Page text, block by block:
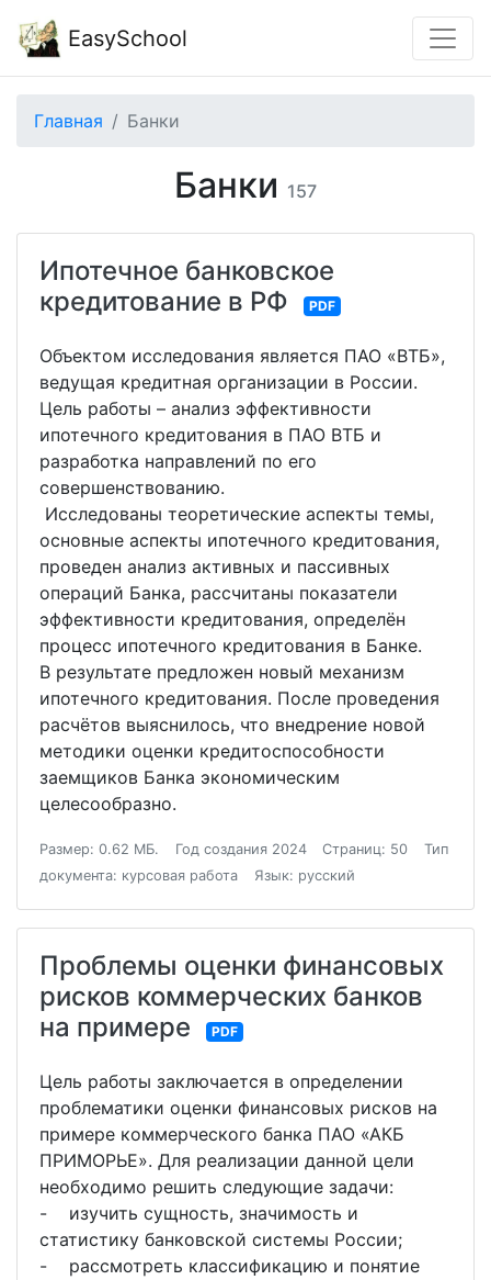
EasySchool
Главная Банки
Банки 157
Ипотечное банковское
кредитование в РФ
PDF
Объектом исследования является ПАО «ВТБ»,
ведущая кредитная организации в России.
Цель работы – анализ эффективности
ипотечного кредитования в ПАО ВТБ и
разработка направлений по его
совершенствованию.
Исследованы теоретические аспекты темы,
основные аспекты ипотечного кредитования,
проведен анализ активных и пассивных
операций Банка, рассчитаны показатели
эффективности кредитования, определён
процесс ипотечного кредитования в Банке.
В результате предложен новый механизм
ипотечного кредитования. После проведения
расчётов выяснилось, что внедрение новой
методики оценки кредитоспособности
заемщиков Банка экономическим
целесообразно.
Размер: 0.62 МБ. Год создания 2024 Страниц: 50
Тип
документа: курсовая работа
Язык: русский
Проблемы оценки финансовых
рисков коммерческих банков
на примере
PDF
Цель работы заключается в определении
проблематики оценки финансовых рисков на
примере коммерческого банка ПАО «АКБ
ПРИМОРЬЕ». Для реализации данной цели
необходимо решить следующие задачи:
- изучить сущность, значимость и
статистику банковской системы России;
- рассмотреть классификацию и понятие